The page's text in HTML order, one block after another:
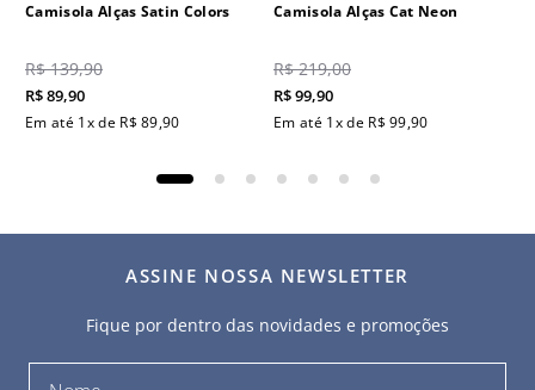
Camisola Alças Satin Colors
R$ 139,90
R$89,90
Em até 1x de R$ 89,90
Camisola Alças Cat Neon
R$ 219,00
R$99,90
Em até 1x de R$ 99,90
ASSINE NOSSA NEWSLETTER
Fique por dentro das novidades e promoções